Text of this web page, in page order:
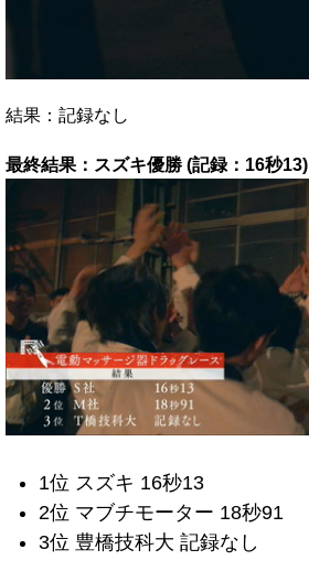
結果：記録なし
最終結果：スズキ優勝 (記録：16秒13)
1位 スズキ 16秒13
2位 マブチモーター 18秒91
3位 豊橋技科大 記録なし